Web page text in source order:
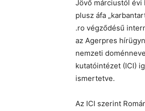
Jövő márciustól évi
plusz áfa
.ro végződésű
az Agerpres
nemzeti
kutatóintézet (ICI)
ismertetve.
Az ICI szerint